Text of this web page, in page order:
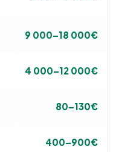
9 000–18 000€
4 000–12 000€
80–130€
400–900€